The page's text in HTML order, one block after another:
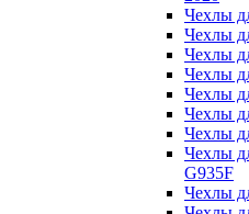
Чехлы
Чехлы
Чехлы
Чехлы
Чехлы
Чехлы
Чехлы
Чехлы
G935F
Чехлы